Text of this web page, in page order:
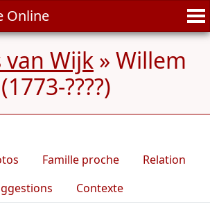
Online
Wijk » Willem
????)
Famille proche
Relation
Contexte